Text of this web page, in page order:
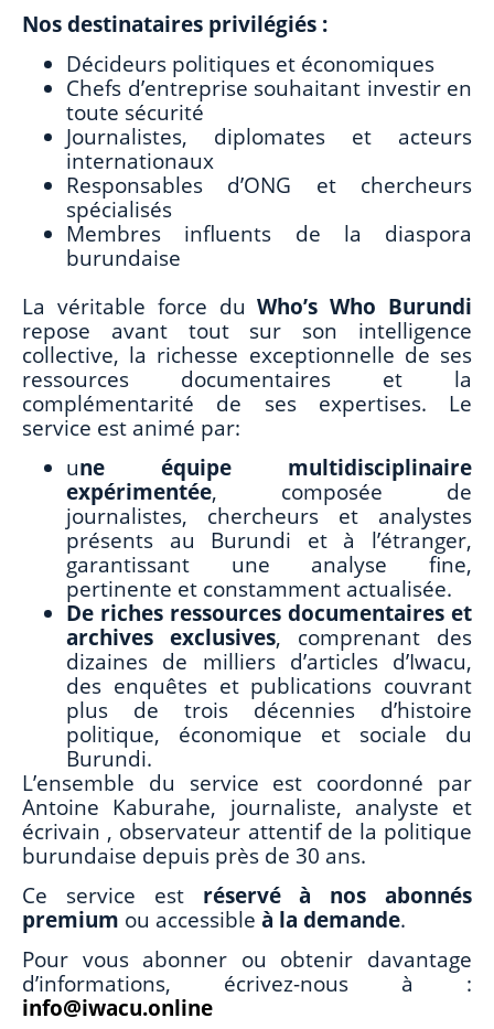
Nos destinataires privilégiés :
Décideurs politiques et économiques
Chefs d’entreprise souhaitant investir en
toute sécurité
Journalistes, diplomates et acteurs
internationaux
Responsables d’ONG et chercheurs
spécialisés
Membres influents de la diaspora
burundaise
La véritable force duWho’s Who Burundi
repose avant tout sur son intelligence
collective, la richesse exceptionnelle de ses
ressources documentaires et la
complémentarité de ses expertises. Le
service est animé par:
une équipe multidisciplinaire
expérimentée, composée de
journalistes, chercheurs et analystes
présents au Burundi et à l’étranger,
garantissant une analyse fine,
pertinente et constamment actualisée.
De riches ressources documentaires et
archives exclusives, comprenant des
dizaines de milliers d’articles d’Iwacu,
des enquêtes et publications couvrant
plus de trois décennies d’histoire
politique, économique et sociale du
Burundi.
L’ensemble du service est coordonné par
Antoine Kaburahe, journaliste, analyste et
écrivain , observateur attentif de la politique
burundaise depuis près de 30 ans.
Ce service est réservé à nos abonnés
premium ou accessible à la demande.
Pour vous abonner ou obtenir davantage
d’informations, écrivez-nous à :
info@iwacu.online